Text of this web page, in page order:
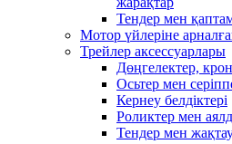
Тендер мен
Мотор үйлеріне
Трейлер аксессуарлары
Дөңгелектер,
Осьтер мен
Кернеу белдіктері
Роликтер мен
Тендер мен